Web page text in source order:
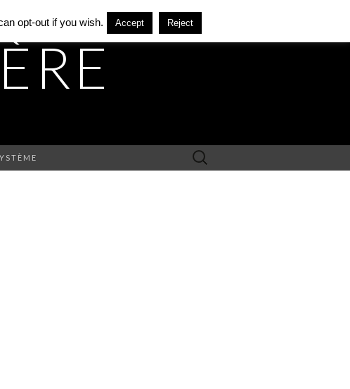
Rechercher :
opt-out if you wish. Accept Reject